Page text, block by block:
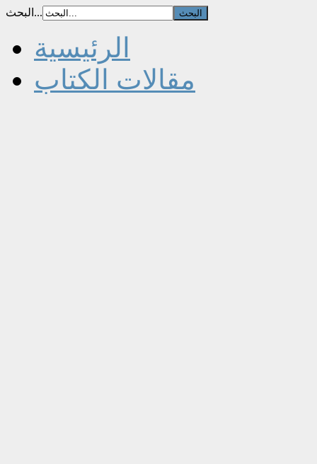
البحث...
الرئيسية
مقالات الكتاب